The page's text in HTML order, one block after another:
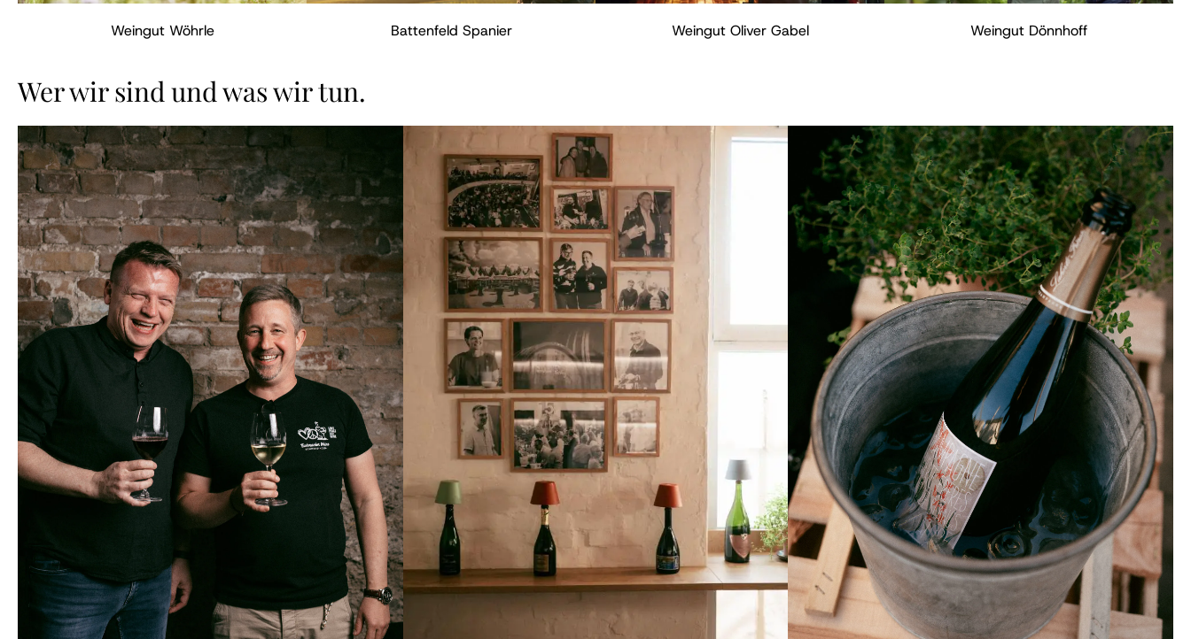
Weingut Wöhrle Battenfeld Spanier Weingut Oliver Gabel Weingut Dönnhoff
Wer wir sind und was wir tun.